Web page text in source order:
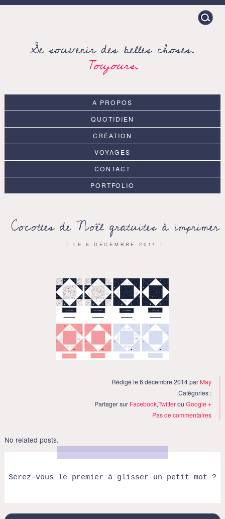
Search
for:
Se souvenir des belles choses.
Toujours.
A PROPOS
QUOTIDIEN
CRÉATION
VOYAGES
CONTACT
PORTFOLIO
Cocottes de Noël gratuites à imprimer
{ LE6 DÉCEMBRE 2014 }
Rédigé le 6 décembre 2014 par May
Catégories :
Partager sur Facebook,TwitterouGoogle +
Pas de commentaires
No related posts.
Serez-vous le premier à glisser un petit mot ?